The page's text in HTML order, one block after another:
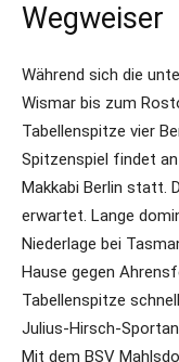
Wegweiser
Während sich die
Wismar bis zum
Tabellenspitze vier
Spitzenspiel findet
Makkabi Berlin statt.
erwartet. Lange
Niederlage bei
Hause gegen
Tabellenspitze
Julius-Hirsch-
Mit dem BSV